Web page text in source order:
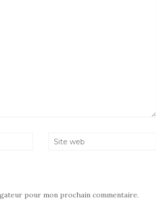
pour mon prochain commentaire.